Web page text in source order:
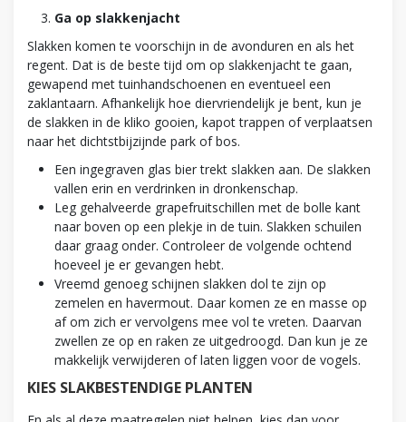
Ga op slakkenjacht
Slakken komen te voorschijn in de avonduren en als het
regent. Dat is de beste tijd om op slakkenjacht te gaan,
gewapend met tuinhandschoenen en eventueel een
zaklantaarn. Afhankelijk hoe diervriendelijk je bent, kun je
de slakken in de kliko gooien, kapot trappen of verplaatsen
naar het dichtstbijzijnde park of bos.
Een ingegraven glas bier trekt slakken aan. De slakken
vallen erin en verdrinken in dronkenschap.
Leg gehalveerde grapefruitschillen met de bolle kant
naar boven op een plekje in de tuin. Slakken schuilen
daar graag onder. Controleer de volgende ochtend
hoeveel je er gevangen hebt.
Vreemd genoeg schijnen slakken dol te zijn op
zemelen en havermout. Daar komen ze en masse op
af om zich er vervolgens mee vol te vreten. Daarvan
zwellen ze op en raken ze uitgedroogd. Dan kun je ze
makkelijk verwijderen of laten liggen voor de vogels.
KIES SLAKBESTENDIGE PLANTEN